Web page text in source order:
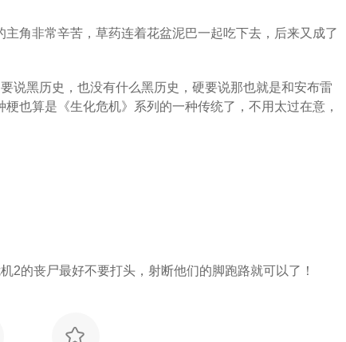
角非常辛苦，草药连着花盆泥巴一起吃下去，后来又成了
说黑历史，也没有什么黑历史，硬要说那也就是和安布雷
也算是《生化危机》系列的一种传统了，不用太过在意，
2的丧尸最好不要打头，射断他们的脚跑路就可以了！